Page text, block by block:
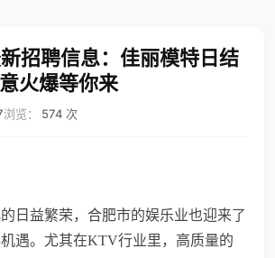
招聘信息：佳丽模特日结
火爆等你来
浏览： 574 次
日益繁荣，合肥市的娱乐业也迎来了
遇。尤其在KTV行业里，高质量的